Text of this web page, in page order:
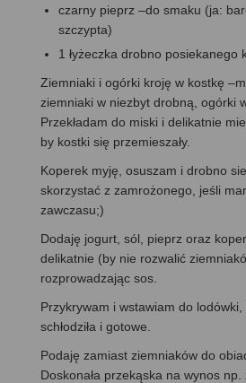
czarny pieprz –do smaku (ja:
szczypta)
1 łyżeczka drobno posiekanego
Ziemniaki i ogórki kroję w kostkę
ziemniaki w niezbyt drobną, ogórki
Przekładam do miski i delikatnie
by kostki się przemieszały.
Koperek myję, osuszam i drobno
skorzystać z zamrożonego, jeśli
zawczasu;)
Dodaję jogurt, sól, pieprz oraz
delikatnie (by nie rozwalić
rozprowadzając sos.
Przykrywam i wstawiam do lodówki,
schłodziła i gotowe.
Podaję zamiast ziemniaków do
Doskonała przekąska na wynos